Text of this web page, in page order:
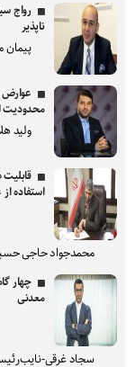
رواج
ناپذیر
پیمان
عوارض
محدودیت
ولید
استفاده
محمدجواد حاجی
چهار
معدنی
سجاد غرقی-